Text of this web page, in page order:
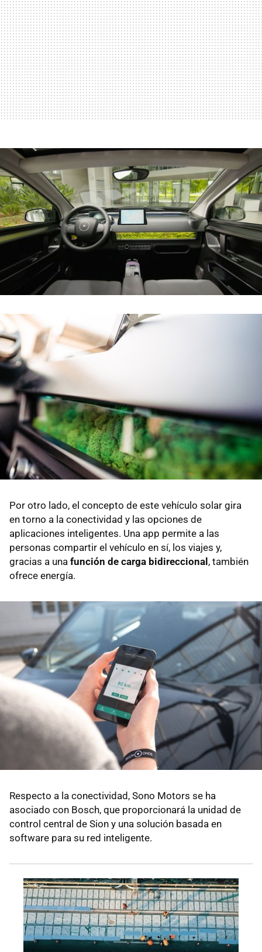
Por otro lado, el concepto de este vehículo solar gira
en torno a la conectividad y las opciones de
aplicaciones inteligentes. Una app permite a las
personas compartir el vehículo en sí, los viajes y,
gracias a una función de carga bidireccional , también
ofrece energía.
Respecto a la conectividad, Sono Motors se ha
asociado con Bosch, que proporcionará la unidad de
control central de Sion y una solución basada en
software para su red inteligente.